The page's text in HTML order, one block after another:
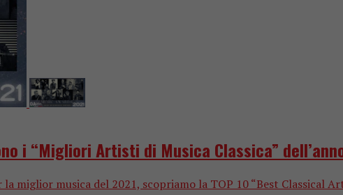
i “Migliori Artisti di Musica Classica”
la miglior musica del 2021, scopriamo la TOP 10 “Best Classical